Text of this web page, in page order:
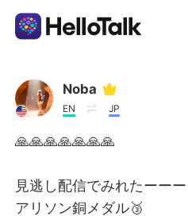
언어 교환 앱
Noba
EN JP
🙏🙏🙏🙏🙏🙏🙏
見逃し配信でみれたーーー
アリソン銅メダル🥉